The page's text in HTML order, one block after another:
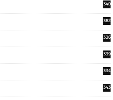
340
382
336
339
334
343